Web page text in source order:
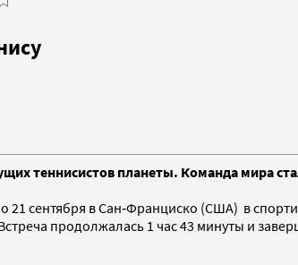
теннисистов планеты. Команда мира
сентября в Сан‑Франциско (США) в
продолжалась 1 час 43 минуты и